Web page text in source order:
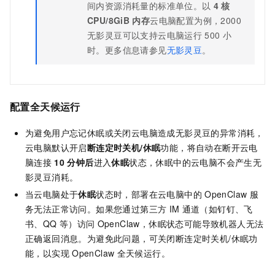
间内资源消耗量的标准单位。以 4 核
CPU/8GiB 内存云电脑配置为例，2000
无影灵豆可以支持云电脑运行 500 小
时。更多信息请参见无影灵豆。
配置全天候运行
为避免用户忘记休眠或关闭云电脑造成无影灵豆的异常消耗，
云电脑默认开启断连定时关机/休眠功能，将自动在断开云电
脑连接 10 分钟后进入休眠状态，休眠中的云电脑不会产生无
影灵豆消耗。
当云电脑处于休眠状态时，部署在云电脑中的 OpenClaw 服
务无法正常访问。如果您通过第三方 IM 通道（如钉钉、飞
书、QQ 等）访问 OpenClaw，休眠状态可能导致机器人无法
正确返回消息。为避免此问题，可关闭断连定时关机/休眠功
能，以实现 OpenClaw 全天候运行。